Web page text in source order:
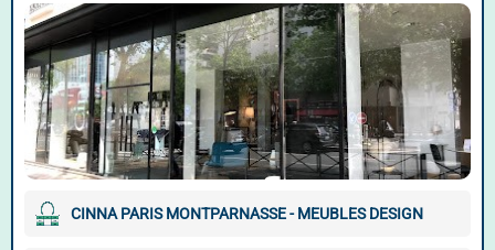
CINNA PARIS MONTPARNASSE - MEUBLES DESIGN